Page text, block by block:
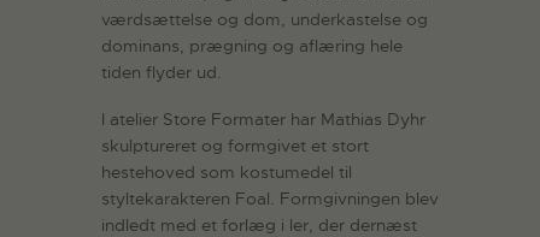
værdsættelse og dom, underkastelse og
dominans, prægning og aflæring hele
tiden flyder ud.
I atelier Store Formater har Mathias Dyhr
skulptureret og formgivet et stort
hestehoved som kostumedel til
styltekarakteren Foal. Formgivningen blev
indledt med et forlæg i ler, der dernæst